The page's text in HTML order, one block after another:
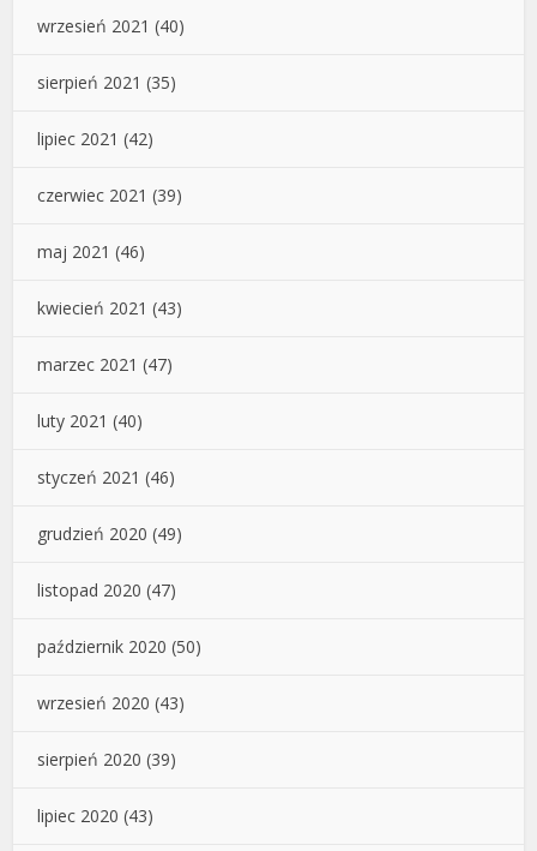
wrzesień 2021 (40)
sierpień 2021 (35)
lipiec 2021 (42)
czerwiec 2021 (39)
maj 2021 (46)
kwiecień 2021 (43)
marzec 2021 (47)
luty 2021 (40)
styczeń 2021 (46)
grudzień 2020 (49)
listopad 2020 (47)
październik 2020 (50)
wrzesień 2020 (43)
sierpień 2020 (39)
lipiec 2020 (43)